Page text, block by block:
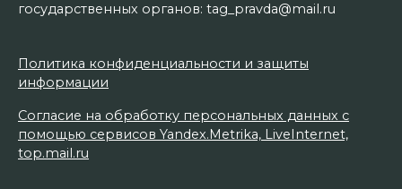
государственных органов: tag_pravda@mail.ru
Политика конфиденциальности и защиты
информации
Согласие на обработку персональных данных с
помощью сервисов Yandex.Metrika, LiveInternet,
top.mail.ru